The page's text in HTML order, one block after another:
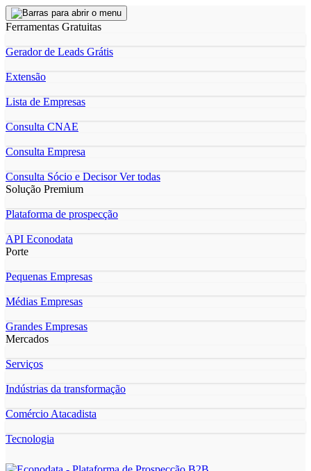
Ferramentas Gratuitas
Gerador de Leads Grátis
Extensão
Lista de Empresas
Consulta CNAE
Consulta Empresa
Consulta Sócio e DecisorVer todas
Solução Premium
Plataforma de prospecção
API Econodata
Porte
Pequenas Empresas
Médias Empresas
Grandes Empresas
Mercados
Serviços
Indústrias da transformação
Comércio Atacadista
Tecnologia